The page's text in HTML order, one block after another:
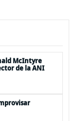
McIntyre
de la ANI